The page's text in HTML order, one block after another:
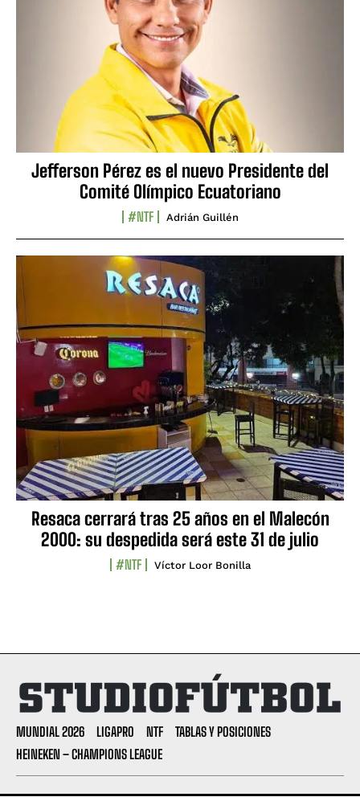
Jefferson Pérez es el nuevo Presidente del
Comité Olímpico Ecuatoriano
#NTF Adrián Guillén
Resaca cerrará tras 25 años en el Malecón
2000: su despedida será este 31 de julio
#NTF Víctor Loor Bonilla
MUNDIAL 2026 LIGAPRO NTF
TABLAS Y POSICIONES
HEINEKEN – CHAMPIONS LEAGUE